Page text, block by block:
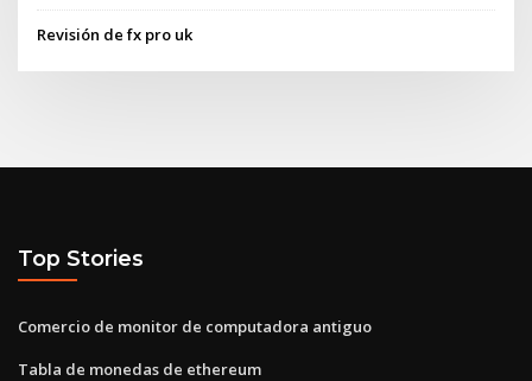
Revisión de fx pro uk
Top Stories
Comercio de monitor de computadora antiguo
Tabla de monedas de ethereum